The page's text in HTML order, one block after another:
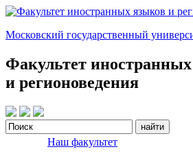
Московский государственный
Факультет
и регионоведения
Наш факультет